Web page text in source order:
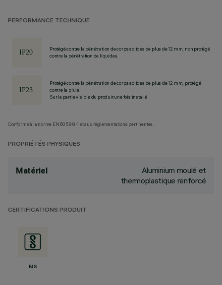
PERFORMANCE TECHNIQUE
Protégé contre la pénétration de corps solides de plus de 12 mm, non protégé
contre la pénétration de liquides.
Protégé contre la pénétration de corps solides de plus de 12 mm, protégé
contre la pluie.
Sur la partie visible du produit une fois installé
Conforme à la norme EN60598-1 et aux réglementations pertinentes.
PROPRIÉTÉS PHYSIQUES
Matériel
Aluminium moulé et
thermoplastique renforcé
CERTIFICATIONS PRODUIT
BIS